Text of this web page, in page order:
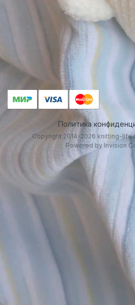
Политика
Copyright 2014-2026 knitting-
Powered by Invision